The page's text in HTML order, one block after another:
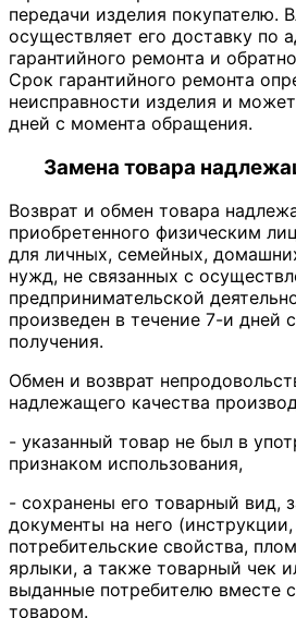
передачи изделия покупателю.
осуществляет его доставку по
гарантийного ремонта и
Срок гарантийного ремонта
неисправности изделия и
дней с момента обращения.
Замена товара
Возврат и обмен товара
приобретенного физическим
для личных, семейных,
нужд, не связанных с
предпринимательской
произведен в течение 7-и дней
получения.
Обмен и возврат
надлежащего качества
- указанный товар не был в
признаком использования,
- сохранены его товарный вид,
документы на него
потребительские свойства,
ярлыки, а также товарный чек
выданные потребителю вместе
товаром.